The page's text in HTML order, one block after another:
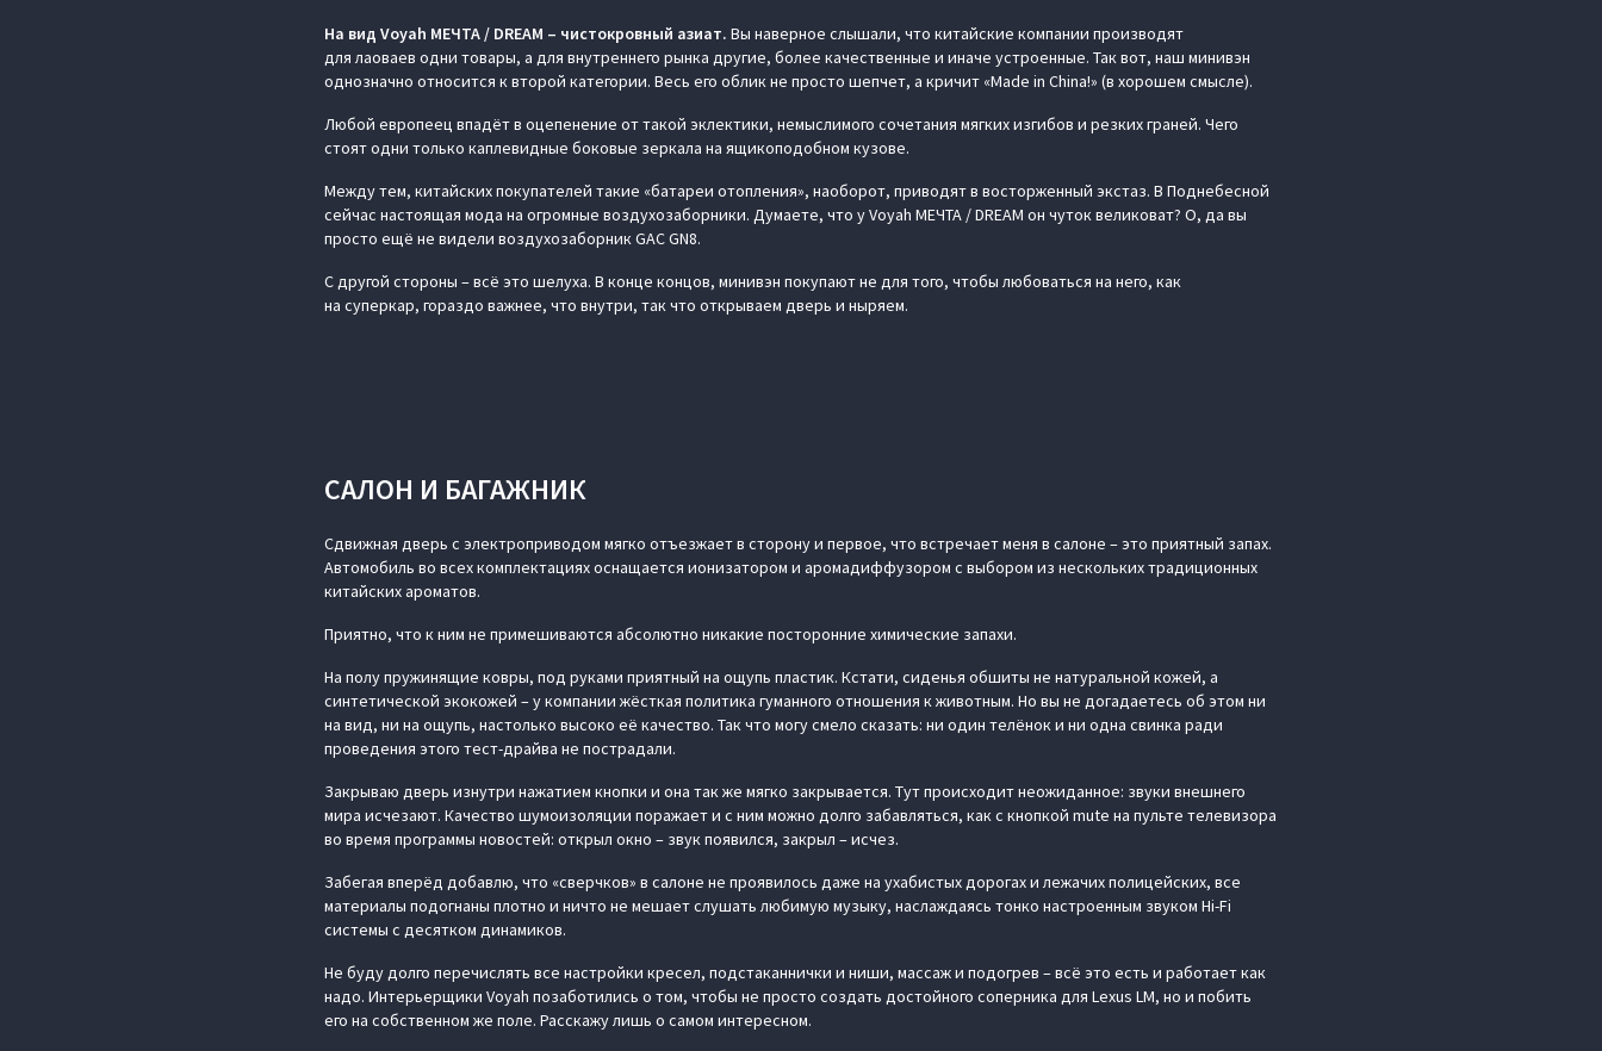
На вид Voyah МЕЧТА / DREAM – чистокровный азиат. Вы наверное слышали, что китайские компании производят
для лаоваев одни товары, а для внутреннего рынка другие, более качественные и иначе устроенные. Так вот, наш минивэн
однозначно относится к второй категории. Весь его облик не просто шепчет, а кричит «Made in China!» (в хорошем смысле).
Любой европеец впадёт в оцепенение от такой эклектики, немыслимого сочетания мягких изгибов и резких граней. Чего
стоят одни только каплевидные боковые зеркала на ящикоподобном кузове.
Между тем, китайских покупателей такие «батареи отопления», наоборот, приводят в восторженный экстаз. В Поднебесной
сейчас настоящая мода на огромные воздухозаборники. Думаете, что у Voyah МЕЧТА / DREAM он чуток великоват? О, да вы
просто ещё не видели воздухозаборник GAC GN8.
С другой стороны – всё это шелуха. В конце концов, минивэн покупают не для того, чтобы любоваться на него, как
на суперкар, гораздо важнее, что внутри, так что открываем дверь и ныряем.
САЛОН И БАГАЖНИК
Сдвижная дверь с электроприводом мягко отъезжает в сторону и первое, что встречает меня в салоне – это приятный запах.
Автомобиль во всех комплектациях оснащается ионизатором и аромадиффузором с выбором из нескольких традиционных
китайских ароматов.
Приятно, что к ним не примешиваются абсолютно никакие посторонние химические запахи.
На полу пружинящие ковры, под руками приятный на ощупь пластик. Кстати, сиденья обшиты не натуральной кожей, а
синтетической экокожей – у компании жёсткая политика гуманного отношения к животным. Но вы не догадаетесь об этом ни
на вид, ни на ощупь, настолько высоко её качество. Так что могу смело сказать: ни один телёнок и ни одна свинка ради
проведения этого тест-драйва не пострадали.
Закрываю дверь изнутри нажатием кнопки и она так же мягко закрывается. Тут происходит неожиданное: звуки внешнего
мира исчезают. Качество шумоизоляции поражает и с ним можно долго забавляться, как с кнопкой mute на пульте телевизора
во время программы новостей: открыл окно – звук появился, закрыл – исчез.
Забегая вперёд добавлю, что «сверчков» в салоне не проявилось даже на ухабистых дорогах и лежачих полицейских, все
материалы подогнаны плотно и ничто не мешает слушать любимую музыку, наслаждаясь тонко настроенным звуком Hi-Fi
системы с десятком динамиков.
Не буду долго перечислять все настройки кресел, подстаканнички и ниши, массаж и подогрев – всё это есть и работает как
надо. Интерьерщики Voyah позаботились о том, чтобы не просто создать достойного соперника для Lexus LM, но и побить
его на собственном же поле. Расскажу лишь о самом интересном.